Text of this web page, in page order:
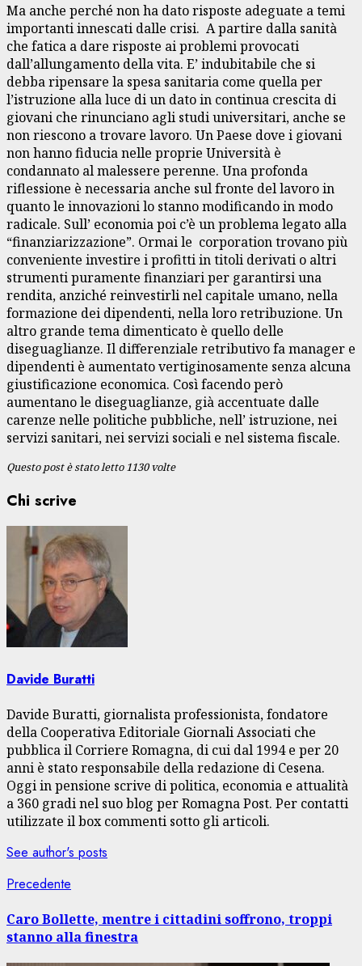
Ma anche perché non ha dato risposte adeguate a temi
importanti innescati dalle crisi. A partire dalla sanità
che fatica a dare risposte ai problemi provocati
dall’allungamento della vita. E’ indubitabile che si
debba ripensare la spesa sanitaria come quella per
l’istruzione alla luce di un dato in continua crescita di
giovani che rinunciano agli studi universitari, anche se
non riescono a trovare lavoro. Un Paese dove i giovani
non hanno fiducia nelle proprie Università è
condannato al malessere perenne. Una profonda
riflessione è necessaria anche sul fronte del lavoro in
quanto le innovazioni lo stanno modificando in modo
radicale. Sull’ economia poi c’è un problema legato alla
“finanziarizzazione”. Ormai le corporation trovano più
conveniente investire i profitti in titoli derivati o altri
strumenti puramente finanziari per garantirsi una
rendita, anziché reinvestirli nel capitale umano, nella
formazione dei dipendenti, nella loro retribuzione. Un
altro grande tema dimenticato è quello delle
diseguaglianze. Il differenziale retributivo fa manager e
dipendenti è aumentato vertiginosamente senza alcuna
giustificazione economica. Così facendo però
aumentano le diseguaglianze, già accentuate dalle
carenze nelle politiche pubbliche, nell’ istruzione, nei
servizi sanitari, nei servizi sociali e nel sistema fiscale.
Questo post è stato letto 1130 volte
Chi scrive
Davide Buratti
Davide Buratti, giornalista professionista, fondatore
della Cooperativa Editoriale Giornali Associati che
pubblica il Corriere Romagna, di cui dal 1994 e per 20
anni è stato responsabile della redazione di Cesena.
Oggi in pensione scrive di politica, economia e attualità
a 360 gradi nel suo blog per Romagna Post. Per contatti
utilizzate il box commenti sotto gli articoli.
See author's posts
Navigazione
articolo
Precedente
Caro Bollette, mentre i cittadini soffrono, troppi
stanno alla finestra